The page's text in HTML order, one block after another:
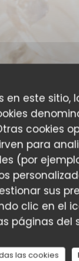
en este sitio,
cookies
para
(por
sus
clic en el
páginas del
las cookies